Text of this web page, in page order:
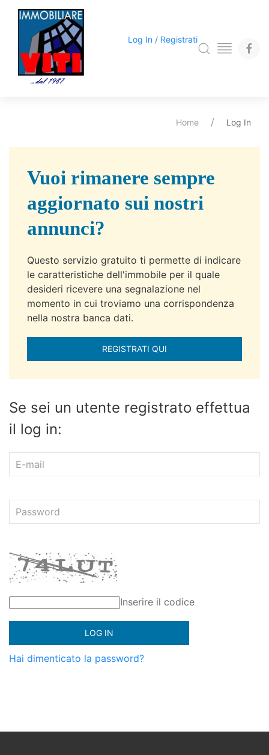
Log In / Registrati
Home Log In
Vuoi rimanere sempre
aggiornato sui nostri
annunci?
Questo servizio gratuito ti permette di indicare
le caratteristiche dell'immobile per il quale
desideri ricevere una segnalazione nel
momento in cui troviamo una corrispondenza
nella nostra banca dati.
REGISTRATI QUI
Se sei un utente registrato effettua
il log in:
Inserire il codice
Hai dimenticato la password?